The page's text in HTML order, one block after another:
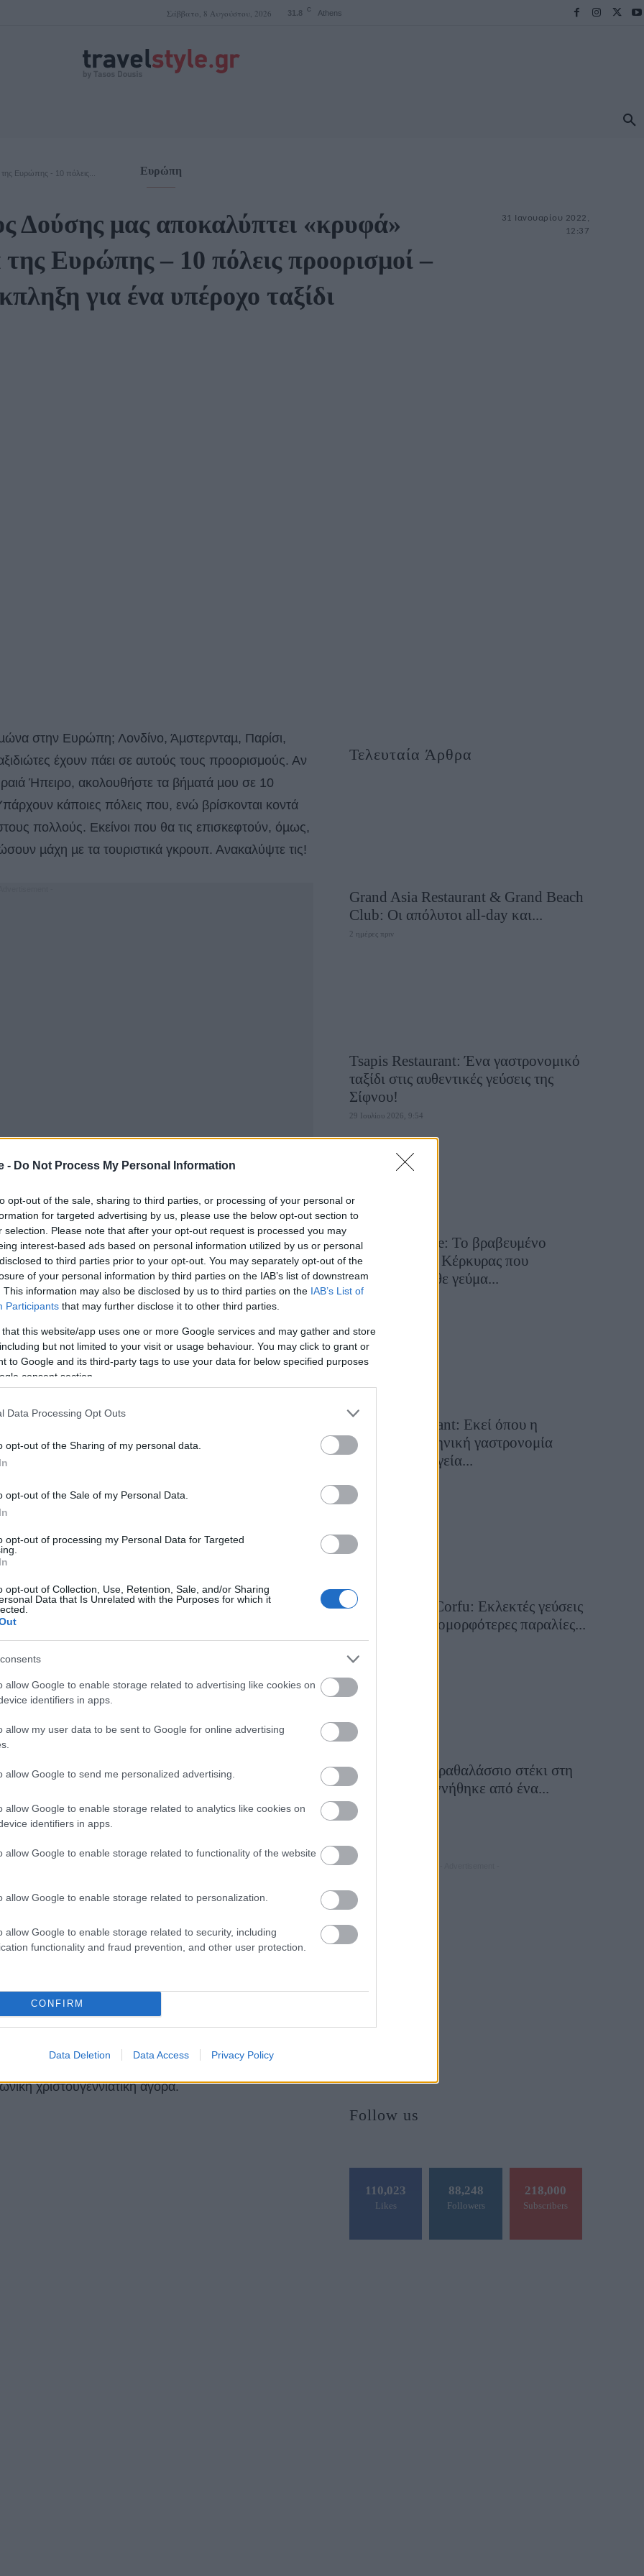
- Do Not Process My Personal Information
opt-out of the sale, sharing to third parties, or processing of your personal or
for targeted advertising by us, please use the below opt-out section to
selection. Please note that after your opt-out request is processed you may
interest-based ads based on personal information utilized by us or personal
to third parties prior to your opt-out. You may separately opt-out of the
of your personal information by third parties on the IAB’s list of downstream
This information may also be disclosed by us to third parties on the IAB’s List of
Participants that may further disclose it to other third parties.
that this website/app uses one or more Google services and may gather and store
but not limited to your visit or usage behaviour. You may click to grant or
to Google and its third-party tags to use your data for below specified purposes
consent section.
Data Processing Opt Outs
opt-out of the Sharing of my personal data.
opt-out of the Sale of my Personal Data.
opt-out of processing my Personal Data for Targeted
opt-out of Collection, Use, Retention, Sale, and/or Sharing
Data that Is Unrelated with the Purposes for which it
allow Google to enable storage related to advertising like cookies on
identifiers in apps.
allow my user data to be sent to Google for online advertising
allow Google to send me personalized advertising.
allow Google to enable storage related to analytics like cookies on
identifiers in apps.
allow Google to enable storage related to functionality of the website
allow Google to enable storage related to personalization.
allow Google to enable storage related to security, including
functionality and fraud prevention, and other user protection.
CONFIRM
Data Deletion Data Access Privacy Policy
Σάββατο, 8 Αυγούστου, 2026 31.8 C Athens
Ευρώπης - 10 πόλεις... Ευρώπη
Δούσης μας αποκαλύπτει «κρυφά»
της Ευρώπης – 10 πόλεις προορισμοί –
για ένα υπέροχο ταξίδι
31 Ιανουαρίου 2022,
12:37
στην Ευρώπη; Λονδίνο, Άµστερνταµ, Παρίσι,
έχουν πάει σε αυτούς τους προορισμούς. Αν
Ήπειρο, ακολουθήστε τα βήµατά µου σε 10
κάποιες πόλεις που, ενώ βρίσκονται κοντά
πολλούς. Εκείνοι που θα τις επισκεφτούν, όµως,
µάχη µε τα τουριστικά γκρουπ. Ανακαλύψτε τις!
το Άµστερνταµ για να φτάσετε στην πανέµορφη πόλη
εδώ, µάλιστα, ξεκινά και ο «Δρόµος της
Στο Χάαρλεµ δηµιούργησε µερικά από τα
Χαλς, τα οποία µπορείτε να δείτε στο οµώνυµο
όργανα στον κόσµο, στην εκκλησία De
ο Μότσαρτ σε ηλικία µόλις 10 ετών!
40′ από τις τουριστικές Βόννη και Κολωνία,
Βρίσκεται στην πόλη Mechernich. Οι
χρόνο. Ακόµα πιο µαγικό γίνεται κατά την περίοδο
χριστουγεννιάτικη αγορά.
Τελευταία Άρθρα
Grand Asia Restaurant & Grand Beach
Club: Οι απόλυτοι all-day και...
2 ημέρες πριν
Tsapis Restaurant: Ένα γαστρονομικό
ταξίδι στις αυθεντικές γεύσεις της
Σίφνου!
29 Ιουλίου 2026, 9:54
Toula’s Seaside: Το βραβευμένο
εστιατόριο της Κέρκυρας που
μετατρέπει κάθε γεύμα...
28 Ιουλίου 2026, 11:05
Cavos Restaurant: Εκεί όπου η
αυθεντική ελληνική γαστρονομία
συναντά τη μαγεία...
Aiolia Avlaki Corfu: Εκλεκτές γεύσεις
σε μία από τις ομορφότερες παραλίες...
28 Ιουλίου 2026, 10:50
Εν πλώ: Το παραθαλάσσιο στέκι στη
Λήμνο που γεννήθηκε από ένα...
24 Ιουλίου 2026, 13:00
Follow us
110,023
Likes
88,248
Followers
218,000
Subscribers